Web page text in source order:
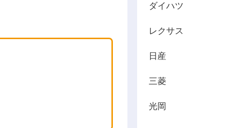
ダイハツ
レクサス
日産
三菱
光岡